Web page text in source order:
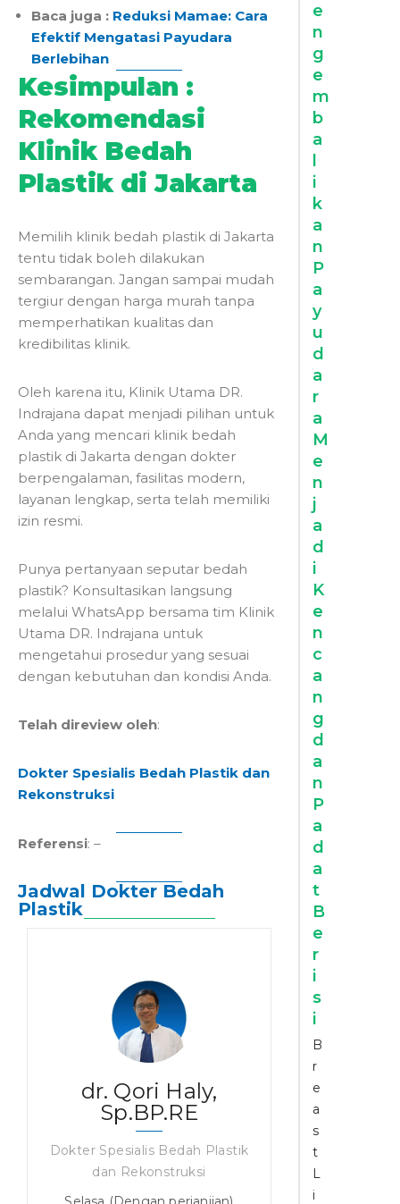
Baca juga : Reduksi Mamae: Cara
Efektif Mengatasi Payudara
Berlebihan
Kesimpulan :
Rekomendasi
Klinik Bedah
Plastik di Jakarta
Memilih klinik bedah plastik di Jakarta
tentu tidak boleh dilakukan
sembarangan. Jangan sampai mudah
tergiur dengan harga murah tanpa
memperhatikan kualitas dan
kredibilitas klinik.
Oleh karena itu, Klinik Utama DR.
Indrajana dapat menjadi pilihan untuk
Anda yang mencari klinik bedah
plastik di Jakarta dengan dokter
berpengalaman, fasilitas modern,
layanan lengkap, serta telah memiliki
izin resmi.
Punya pertanyaan seputar bedah
plastik? Konsultasikan langsung
melalui WhatsApp bersama tim Klinik
Utama DR. Indrajana untuk
mengetahui prosedur yang sesuai
dengan kebutuhan dan kondisi Anda.
Telah direview oleh:
Dokter Spesialis Bedah Plastik dan
Rekonstruksi
Referensi: –
Jadwal Dokter Bedah
Plastik
dr. Qori Haly,
Sp.BP.RE
Dokter Spesialis Bedah Plastik
dan Rekonstruksi
e
n
g
e
m
b
a
i
k
a
n
P
a
y
u
d
a
r
a
M
e
n
j
a
d
i
K
e
n
c
a
n
g
d
a
n
P
a
d
a
t
B
e
r
i
s
i
B
r
e
a
s
t
L
i